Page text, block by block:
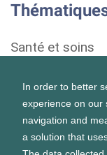
In order to better
experience on our
navigation and
a solution that
Santé et soins
Droits et
Habitat
Formation et